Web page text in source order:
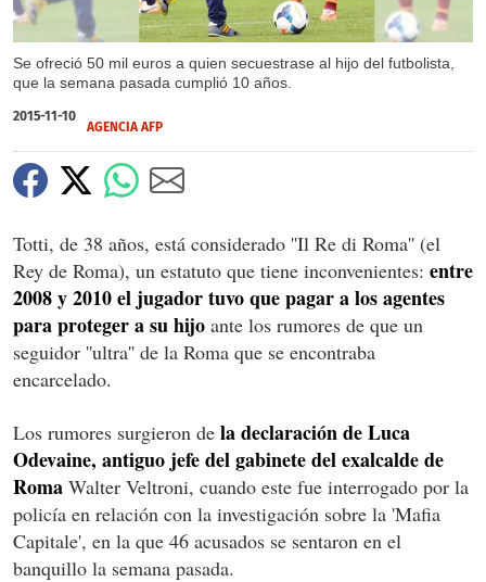
Se ofreció 50 mil euros a quien secuestrase al hijo del futbolista,
que la semana pasada cumplió 10 años.
2015-11-10
AGENCIA AFP
Totti, de 38 años, está considerado ''Il Re di Roma'' (el
Rey de Roma), un estatuto que tiene inconvenientes: entre
2008 y 2010 el jugador tuvo que pagar a los agentes
para proteger a su hijo ante los rumores de que un
seguidor ''ultra'' de la Roma que se encontraba
encarcelado.
Los rumores surgieron de la declaración de Luca
Odevaine, antiguo jefe del gabinete del exalcalde de
Roma Walter Veltroni, cuando este fue interrogado por la
policía en relación con la investigación sobre la 'Mafia
Capitale', en la que 46 acusados se sentaron en el
banquillo la semana pasada.